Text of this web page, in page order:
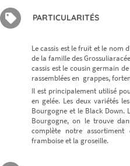
PARTICULARITÉS
Le cassis est le fruit et le nom
de la famille des
cassis est le cousin germain
rassemblées en grappes,
Il est principalement utilisé
en gelée. Les deux variétés
Bourgogne et le Black Down.
Bourgogne, on le trouve
complète notre
framboise et la groseille.